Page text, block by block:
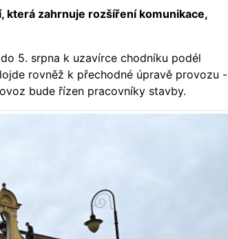
která zahrnuje rozšíření komunikace,
5. srpna k uzavírce chodníku podél
rovněž k přechodné úpravě provozu -
bude řízen pracovníky stavby.